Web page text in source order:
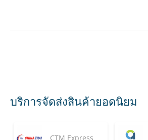
บริการจัดส่งสินค้ายอดนิยม
CTM Express